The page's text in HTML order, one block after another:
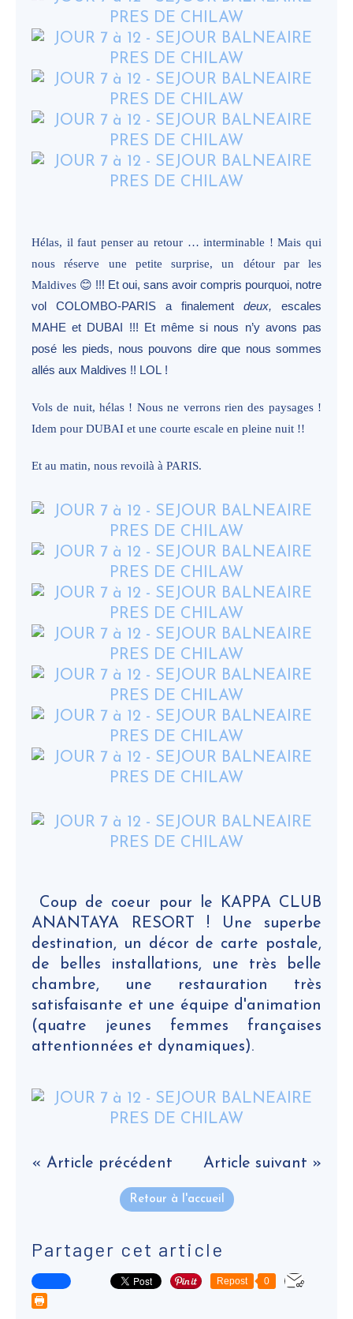
Hélas, il faut penser au retour … interminable ! Mais qui
nous réserve une petite surprise, un détour par les
Maldives 😊 !!! Et oui, sans avoir compris pourquoi, notre
vol COLOMBO-PARIS a finalement deux, escales
MAHE et DUBAI !!! Et même si nous n’y avons pas
posé les pieds, nous pouvons dire que nous sommes
allés aux Maldives !! LOL !
Vols de nuit, hélas ! Nous ne verrons rien des paysages !
Idem pour DUBAI et une courte escale en pleine nuit !!
Et au matin, nous revoilà à PARIS.
Coup de coeur pour le KAPPA CLUB
ANANTAYA RESORT ! Une superbe
destination, un décor de carte postale,
de belles installations, une très belle
chambre, une restauration très
satisfaisante et une équipe d'animation
(quatre jeunes femmes françaises
attentionnées et dynamiques).
« Article précédent Article suivant »
Retour à l'accueil
Partager cet article
Repost 0